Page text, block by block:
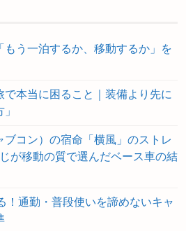
もう一泊するか、移動するか」を
本当に困ること｜装備より先に
コン）の宿命「横風」のストレ
が移動の質で選んだベース車の結
！通勤・普段使いを諦めないキャ